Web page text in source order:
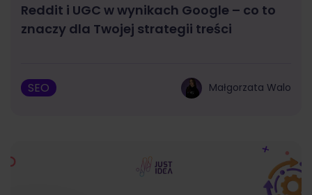
Reddit i UGC w wynikach Google – co to
znaczy dla Twojej strategii treści
SEO Małgorzata Walo